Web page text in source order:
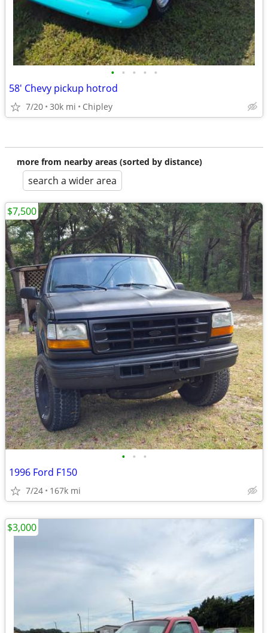
• • • • •
58' Chevy pickup hotrod
7/20 30k mi Chipley
more from nearby areas (sorted by distance)
search a wider area
• • •
1996 Ford F150
7/24 167k mi
$7,500
$3,000